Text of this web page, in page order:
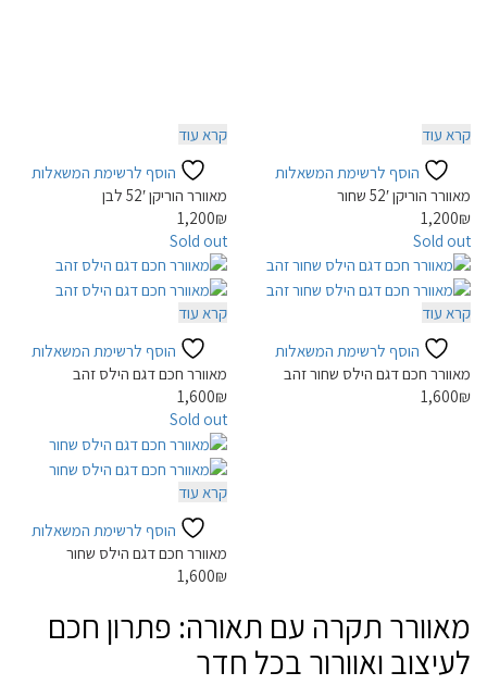
קרא עוד
הוסף לרשימת המשאלות
מאוורר הוריקן 52′ לבן
1,200₪
קרא עוד
הוסף לרשימת המשאלות
מאוורר הוריקן 52′ שחור
1,200₪
Sold out
קרא עוד
הוסף לרשימת המשאלות
מאוורר חכם דגם הילס זהב
1,600₪
Sold out
קרא עוד
הוסף לרשימת המשאלות
מאוורר חכם דגם הילס שחור זהב
1,600₪
Sold out
קרא עוד
הוסף לרשימת המשאלות
מאוורר חכם דגם הילס שחור
1,600₪
מאוורר תקרה עם תאורה: פתרון חכם
לעיצוב ואוורור בכל חדר